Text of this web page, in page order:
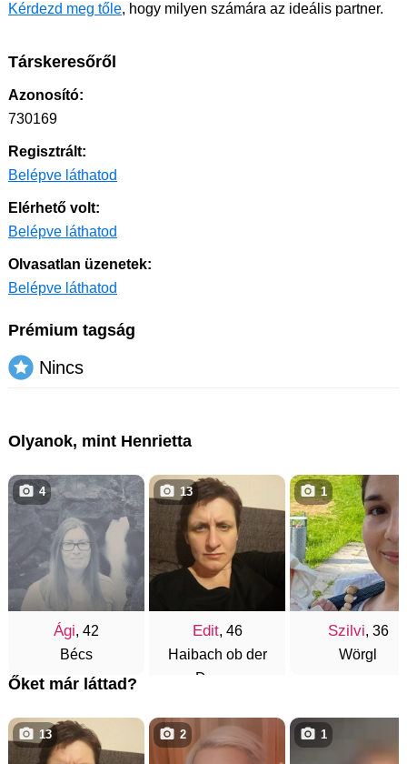
Kérdezd meg tőle, hogy milyen számára az ideális partner.
Társkeresőről
Azonosító:
730169
Regisztrált:
Belépve láthatod
Elérhető volt:
Belépve láthatod
Olvasatlan üzenetek:
Belépve láthatod
Prémium tagság
Nincs
Olyanok, mint Henrietta
Ági, 42
Bécs
4
Edit, 46
Haibach ob der
Donau
13
Szilvi, 36
Wörgl
1
Őket már láttad?
13 2 1